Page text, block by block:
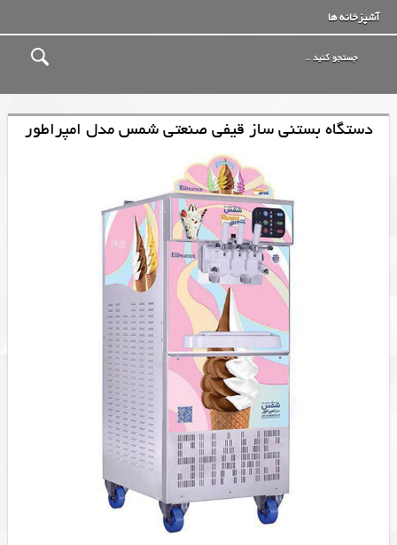
آشپزخانه ها
دستگاه بستنی ساز قیفی صنعتی شمس مدل امپراطور